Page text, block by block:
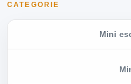
CATEGORIE
Mini